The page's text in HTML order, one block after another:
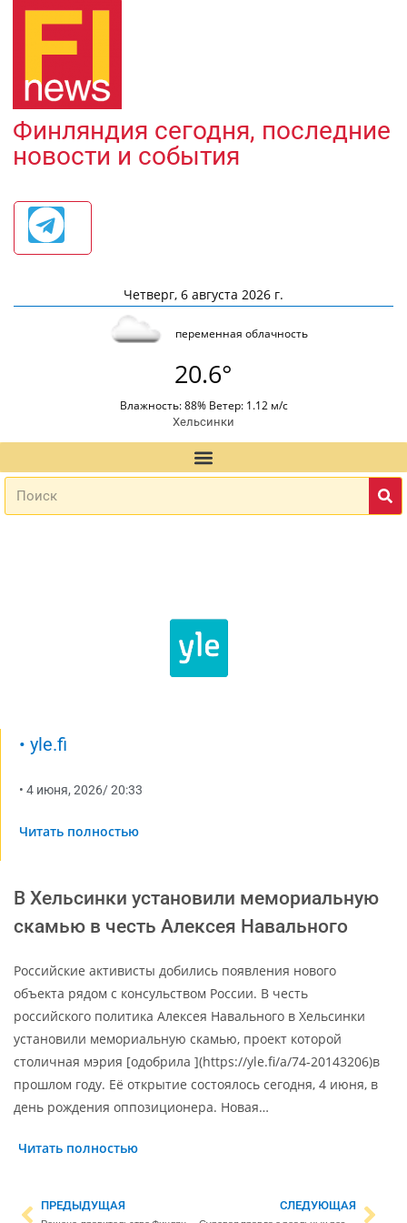
Финляндия сегодня, последние
новости и события
Четверг, 6 августа 2026 г.
переменная облачность
20.6°
Влажность: 88% Ветер: 1.12 м/с
Хельсинки
• yle.fi
• 4 июня, 2026/20:33
Читать полностью
В Хельсинки установили мемориальную
скамью в честь Алексея Навального
Российские активисты добились появления нового
объекта рядом с консульством России. В честь
российского политика Алексея Навального в Хельсинки
установили мемориальную скамью, проект которой
столичная мэрия [одобрила ](https://yle.fi/a/74-20143206)в
прошлом году. Её открытие состоялось сегодня, 4 июня, в
день рождения оппозиционера. Новая…
Читать полностью
ПРЕДЫДУЩАЯ СЛЕДУЮЩАЯ